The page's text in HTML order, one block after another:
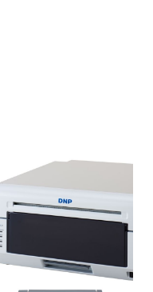
compacte